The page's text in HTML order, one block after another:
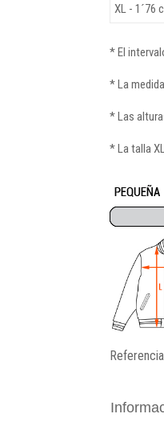
XL - 1´76
* El
* La
* Las
* La talla
Referencia